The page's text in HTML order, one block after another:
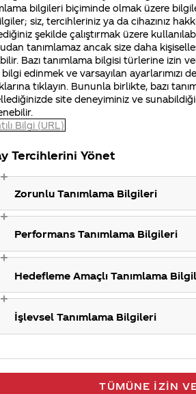
sıvı ve elektrolit
(sodyum-potasyum)
en yüksek
bilgileri biçiminde olmak üzere
siz, tercihleriniz ya da cihazınız
şekilde çalıştırmak üzere
tanımlamaz ancak size daha
Bazı tanımlama bilgisi türlerine izin
edinmek ve varsayılan ayarlarımızı
tıklayın. Bununla birlikte, bazı
site deneyiminiz ve
Bilgi (URL)
Tercihlerini Yönet
Zorunlu Tanımlama Bilgileri
Performans Tanımlama Bilgileri
Hedefleme Amaçlı Tanımlama
İşlevsel Tanımlama Bilgileri
TÜMÜNE İZIN